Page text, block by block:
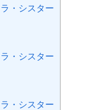
・シスター
・シスター
・シスター